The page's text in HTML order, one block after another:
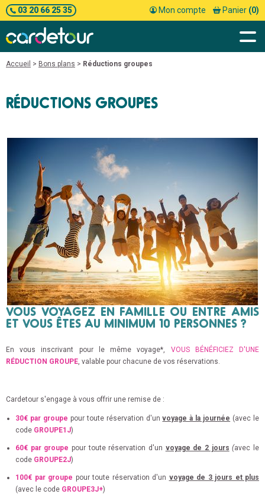
03 20 66 25 35 Mon compte Panier (0)
Accueil > Bons plans > Réductions groupes
RÉDUCTIONS GROUPES
VOUS VOYAGEZ EN FAMILLE OU ENTRE AMIS
ET VOUS ÊTES AU MINIMUM 10 PERSONNES ?
En vous inscrivant pour le même voyage*, VOUS BÉNÉFICIEZ D'UNE
RÉDUCTION GROUPE, valable pour chacune de vos réservations.
Cardetour s'engage à vous offrir une remise de :
30€ par groupe pour toute réservation d'unvoyage à la journée (avec le
code GROUPE1J)
60€ par groupe pour toute réservation d'un voyage de 2 jours (avec le
code GROUPE2J)
100€ par groupe pour toute réservation d'un voyage de 3 jours et plus
(avec le code GROUPE3J+)